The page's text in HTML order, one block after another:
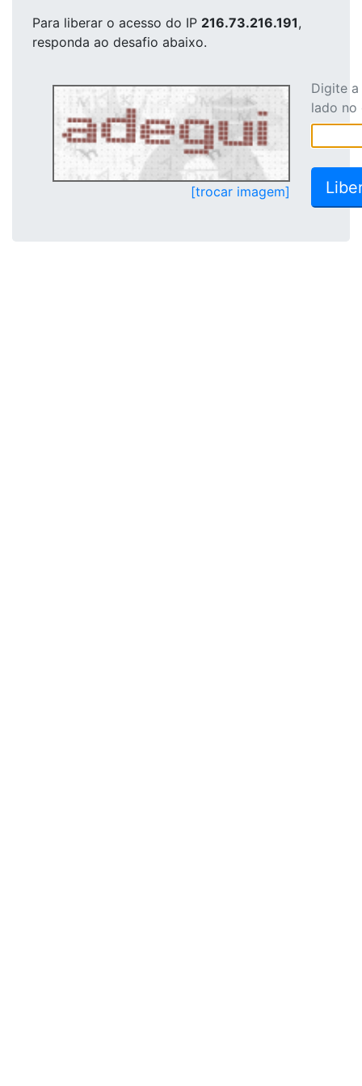
Para liberar o acesso do IP 216.73.216.191,
responda ao desafio abaixo.
[trocar imagem]
Digite
lado no